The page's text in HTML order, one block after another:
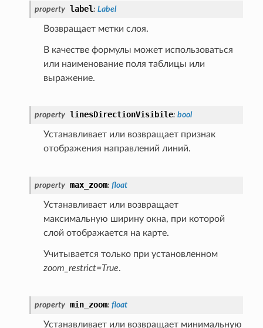
property label: Label
Возвращает метки слоя.
В качестве формулы может использоваться
или наименование поля таблицы или
выражение.
property linesDirectionVisibile: bool
Устанавливает или возвращает признак
отображения направлений линий.
property max_zoom: float
Устанавливает или возвращает
максимальную ширину окна, при которой
слой отображается на карте.
Учитывается только при установленном
zoom_restrict=True.
property min_zoom: float
Устанавливает или возвращает минимальную